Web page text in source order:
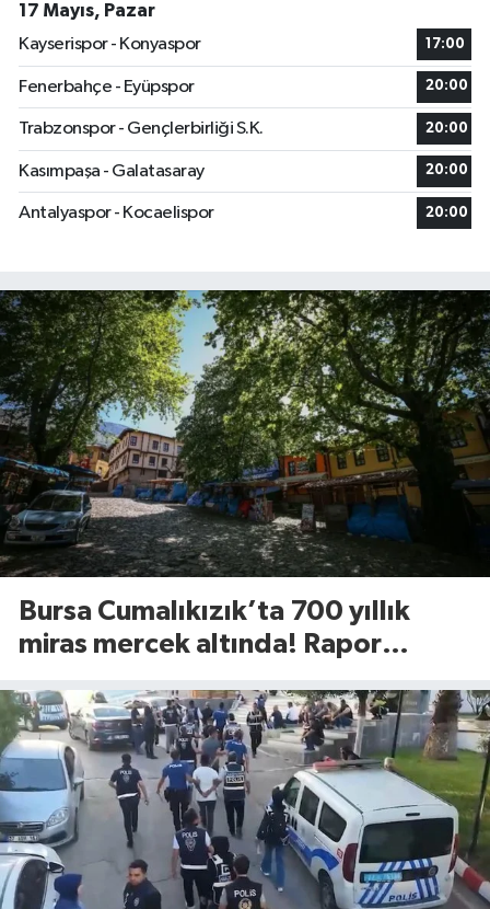
17 Mayıs, Pazar
Kayserispor - Konyaspor
17:00
Fenerbahçe - Eyüpspor 20:00
Trabzonspor - Gençlerbirliği S.K. 20:00
Kasımpaşa - Galatasaray 20:00
Antalyaspor - Kocaelispor 20:00
Bursa Cumalıkızık’ta 700 yıllık
miras mercek altında! Rapor